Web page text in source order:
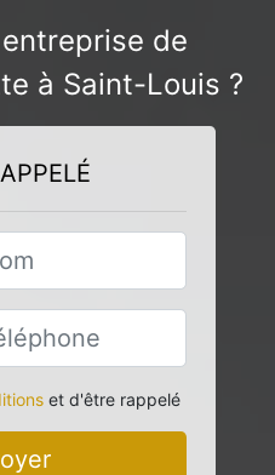
entreprise de
à Saint-Louis ?
et d'être rappelé